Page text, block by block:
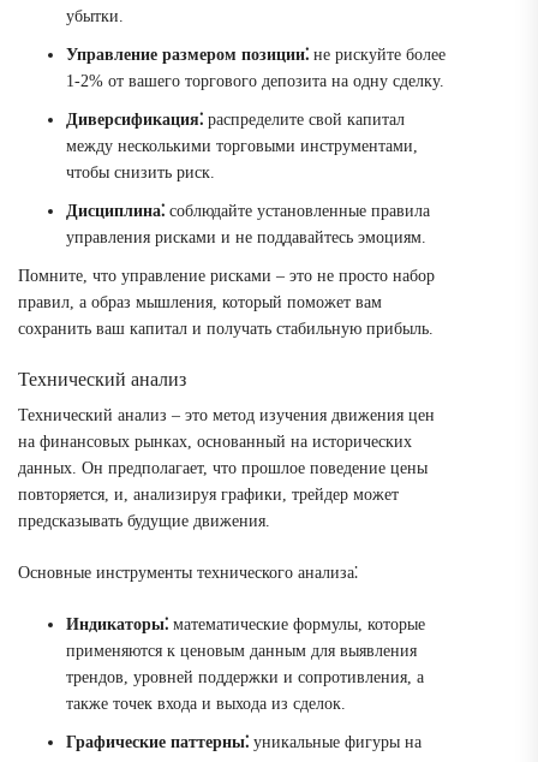
убытки.
Управление размером позиции⁚ не рискуйте более
1-2% от вашего торгового депозита на одну сделку.
Диверсификация⁚ распределите свой капитал
между несколькими торговыми инструментами,
чтобы снизить риск.
Дисциплина⁚ соблюдайте установленные правила
управления рисками и не поддавайтесь эмоциям.
Помните, что управление рисками – это не просто набор
правил, а образ мышления, который поможет вам
сохранить ваш капитал и получать стабильную прибыль.
Технический анализ
Технический анализ – это метод изучения движения цен
на финансовых рынках, основанный на исторических
данных. Он предполагает, что прошлое поведение цены
повторяется, и, анализируя графики, трейдер может
предсказывать будущие движения.
Основные инструменты технического анализа⁚
Индикаторы⁚ математические формулы, которые
применяются к ценовым данным для выявления
трендов, уровней поддержки и сопротивления, а
также точек входа и выхода из сделок.
Графические паттерны⁚ уникальные фигуры на